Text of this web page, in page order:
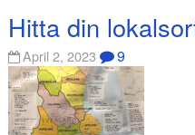
Hitta din
April 2, 2023 9